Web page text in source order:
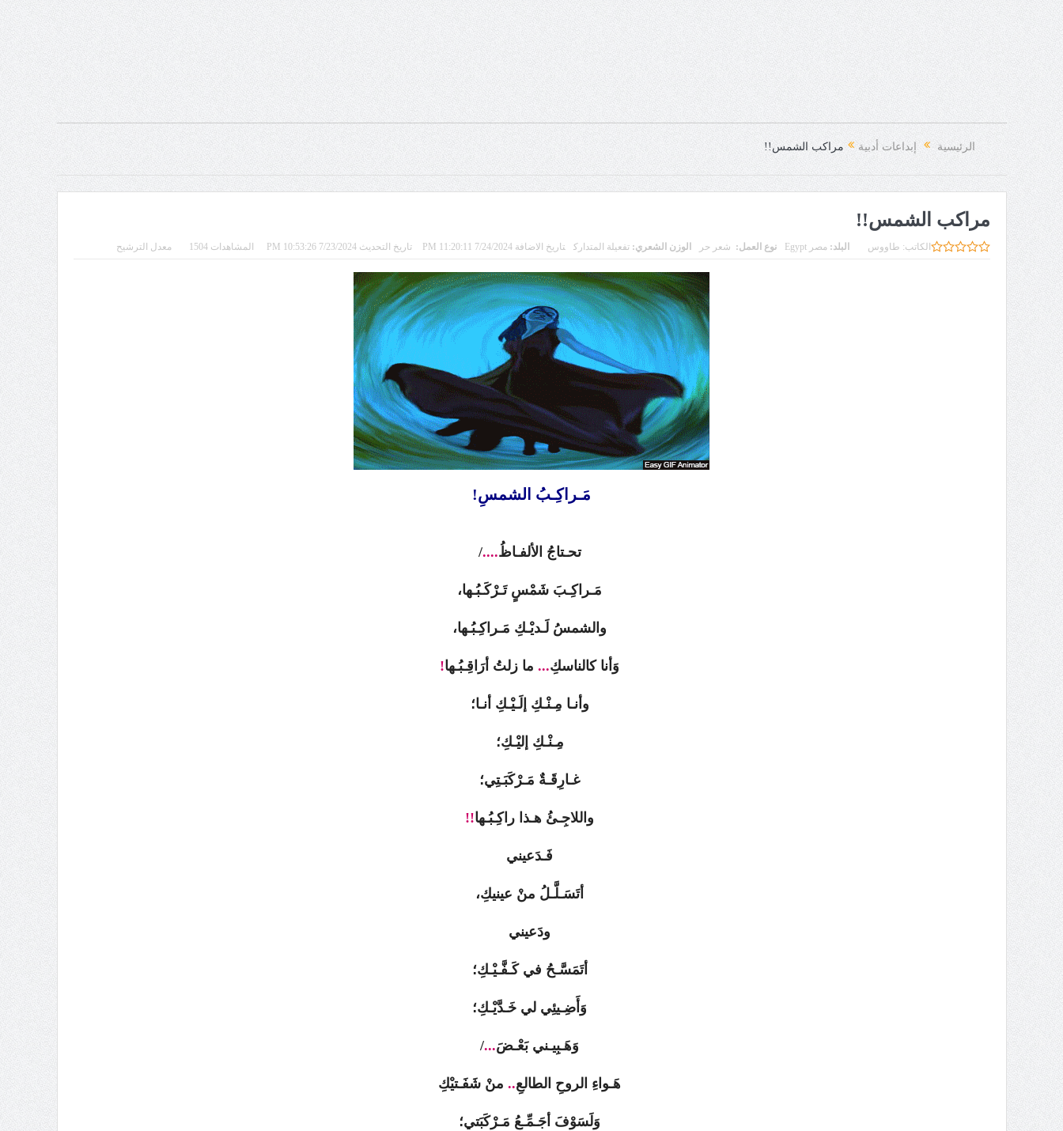
الرئيسية إبداعات أدبية مراكب الشمس!!
مراكب الشمس!!
الكاتب: طاووس البلد: مصر Egypt نوع العمل: شعر حر الوزن الشعري:تفعيلة المتدارك تاريخ الاضافة 7/24/2024 11:20:11 PM تاريخ التحديث 7/23/2024 10:53:26 PM المشاهدات 1504 معدل الترشيح
مَـراكِـبُ الشمسِ!
تحـتاجُ الألفـاظُ....
/
مَـراكِـبَ شَمْسٍ تَـرْكَـبُـها،
والشمسُ لَـديْـكِ مَـراكِـبُـها،
وَأنا كالناسكِ... ما زلتُ أرَاقِـبُـها!
وأنـا مِـنْـكِ إلَـيْـكِ أنـا؛
مِـنْـكِ إليْـكِ؛
غـارِقَـةٌ مَـرْكَبَـتِي؛
واللاجِـئُ هـذا راكِـبُـها‍‍!!
فَـدَعيني
أتَسَـلَّـلُ منْ عينيكِ،
ودَعيني
أتَمَسَّـحُ في كَـفَّـيْـكِ؛
وَأَضِـيئِي لي خَـدَّيْـكِ؛
وَهَـبِيـني بَعْـضَ...
/
هَـواءِ الروحِ الطالعِ.. منْ شَفَـتيْكِ
وَلَسَوْفَ أجَـمِّـعُ مَـرْكَبَتي؛